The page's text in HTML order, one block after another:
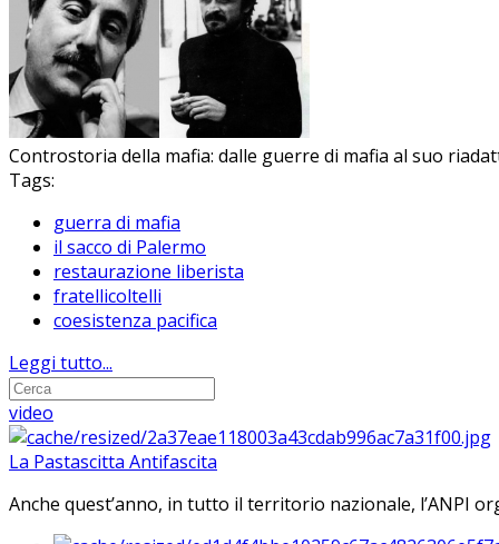
Controstoria della mafia: dalle guerre di mafia al suo
Tags:
guerra di mafia
il sacco di Palermo
restaurazione liberista
fratellicoltelli
coesistenza pacifica
Leggi tutto...
video
La Pastascitta Antifascita
Anche quest’anno, in tutto il territorio nazionale, l’ANPI